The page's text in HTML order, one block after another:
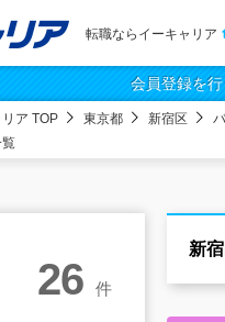
転職ならイーキャリア
会員登録を
ア TOP 東京都 新宿区
新
26 件